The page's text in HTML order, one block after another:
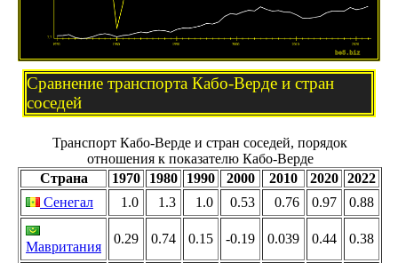
Сравнение транспорта Кабо-Верде и стран
соседей
Транспорт Кабо-Верде и стран соседей, порядок
отношения к показателю Кабо-Верде
Страна
1970 1980 1990 2000 2010 2020 2022
Сенегал
1.0 1.3 1.0 0.53 0.76 0.97 0.88
Мавритания
0.29 0.74 0.15 -0.19 0.039 0.44 0.38